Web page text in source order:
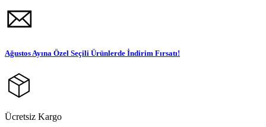
Ağustos Ayına Özel Seçili Ürünlerde İndirim Fırsatı!
Ücretsiz Kargo